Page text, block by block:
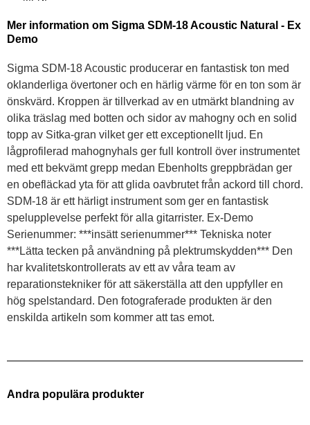
Mer information om Sigma SDM-18 Acoustic Natural - Ex
Demo
Sigma SDM-18 Acoustic producerar en fantastisk ton med
oklanderliga övertoner och en härlig värme för en ton som är
önskvärd. Kroppen är tillverkad av en utmärkt blandning av
olika träslag med botten och sidor av mahogny och en solid
topp av Sitka-gran vilket ger ett exceptionellt ljud. En
lågprofilerad mahognyhals ger full kontroll över instrumentet
med ett bekvämt grepp medan Ebenholts greppbrädan ger
en obefläckad yta för att glida oavbrutet från ackord till chord.
SDM-18 är ett härligt instrument som ger en fantastisk
spelupplevelse perfekt för alla gitarrister. Ex-Demo
Serienummer: ***insätt serienummer*** Tekniska noter
***Lätta tecken på användning på plektrumskydden*** Den
har kvalitetskontrollerats av ett av våra team av
reparationstekniker för att säkerställa att den uppfyller en
hög spelstandard. Den fotograferade produkten är den
enskilda artikeln som kommer att tas emot.
Andra populära produkter